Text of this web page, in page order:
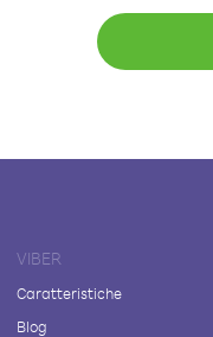
VIBER
Caratteristiche
Blog